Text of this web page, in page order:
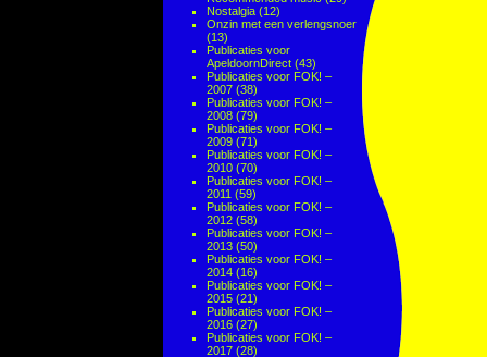
Nostalgia (12)
Onzin met een verlengsnoer
(13)
Publicaties voor
ApeldoornDirect (43)
Publicaties voor FOK! –
2007 (38)
Publicaties voor FOK! –
2008 (79)
Publicaties voor FOK! –
2009 (71)
Publicaties voor FOK! –
2010 (70)
Publicaties voor FOK! –
2011 (59)
Publicaties voor FOK! –
2012 (58)
Publicaties voor FOK! –
2013 (50)
Publicaties voor FOK! –
2014 (16)
Publicaties voor FOK! –
2015 (21)
Publicaties voor FOK! –
2016 (27)
Publicaties voor FOK! –
2017 (28)